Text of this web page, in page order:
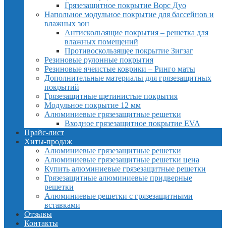
Грязезащитное покрытие Ворс Дуо
Напольное модульное покрытие для бассейнов и
влажных зон
Антискользящие покрытия – решетка для
влажных помещений
Противоскользящее покрытие Зигзаг
Резиновые рулонные покрытия
Резиновые ячеистые коврики – Ринго маты
Дополнительные материалы для грязезащитных
покрытий
Грязезащитные щетинистые покрытия
Модульное покрытие 12 мм
Алюминиевые грязезащитные решетки
Входное грязезащитное покрытие EVA
Прайс-лист
Хиты-продаж
Алюминиевые грязезащитные решетки
Алюминиевые грязезащитные решетки цена
Купить алюминиевые грязезащитные решетки
Грязезащитные алюминиевые придверные
решетки
Алюминиевые решетки с грязезащитными
вставками
Отзывы
Контакты